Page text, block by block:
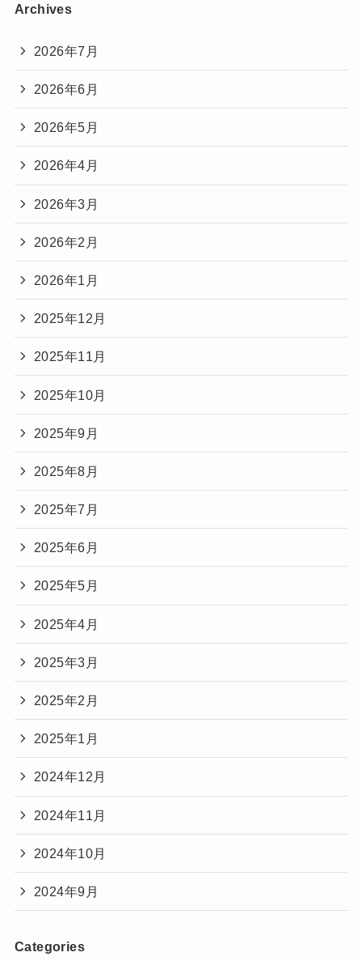
Archives
2026年7月
2026年6月
2026年5月
2026年4月
2026年3月
2026年2月
2026年1月
2025年12月
2025年11月
2025年10月
2025年9月
2025年8月
2025年7月
2025年6月
2025年5月
2025年4月
2025年3月
2025年2月
2025年1月
2024年12月
2024年11月
2024年10月
2024年9月
Categories